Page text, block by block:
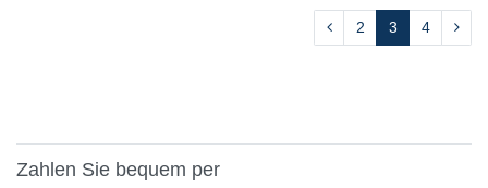
2 3 4
Zahlen Sie bequem per